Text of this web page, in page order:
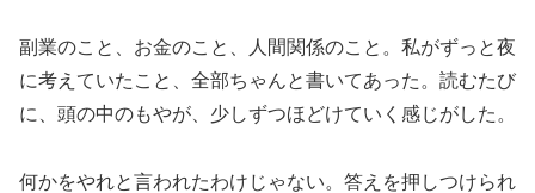
副業のこと、お金のこと、人間関係のこと。私がずっと夜
に考えていたこと、全部ちゃんと書いてあった。読むたび
に、頭の中のもやが、少しずつほどけていく感じがした。
何かをやれと言われたわけじゃない。答えを押しつけられ